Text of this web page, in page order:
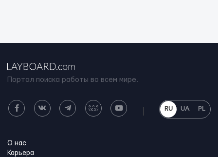
Портал поиска работы во всем мире.
RU UA PL
О нас
Карьера